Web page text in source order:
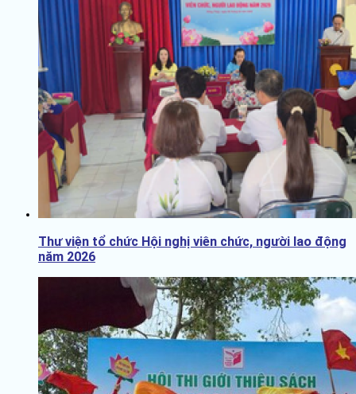
Thư viện tổ chức Hội nghị viên chức, người lao động
năm 2026